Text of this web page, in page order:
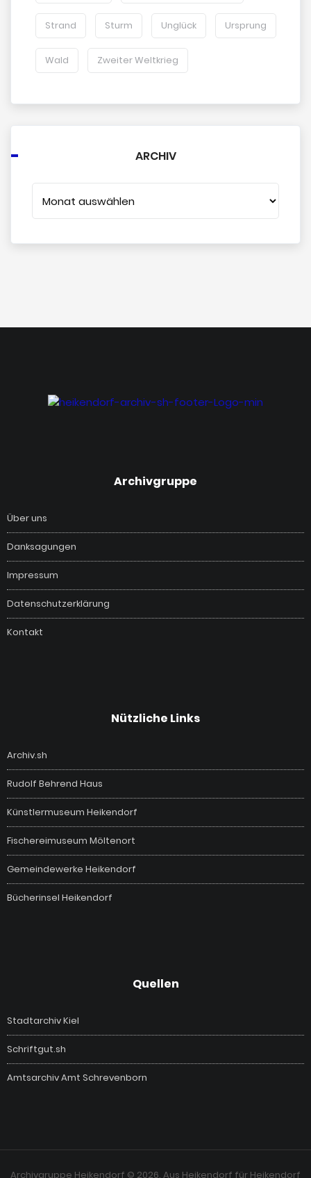
Strand Sturm Unglück Ursprung
Wald Zweiter Weltkrieg
ARCHIV
‎Archivgruppe
Über uns
Danksagungen
Impressum
Datenschutzerklärung
Kontakt
Nützliche Links
Archiv.sh
Rudolf Behrend Haus
Künstlermuseum Heikendorf
Fischereimuseum Möltenort
Gemeindewerke Heikendorf
Bücherinsel Heikendorf
Quellen
Stadtarchiv Kiel
Schriftgut.sh
Amtsarchiv Amt Schrevenborn
Archivgruppe Heikendorf © 2026. Aus Heikendorf für Heikendorf